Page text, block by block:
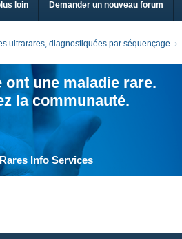
loin Demander un nouveau forum
ultrarares, diagnostiquées par séquençage
une maladie rare.
la communauté.
Info Services